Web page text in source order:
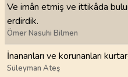
Ve imân etmiş ve ittikâda
erdirdik.
Ömer Nasuhi Bilmen
İnananları ve korunanları
Süleyman Ateş